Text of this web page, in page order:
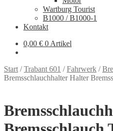
Wartburg Tourist
B1000 / B1000-1
Kontakt
0,00 € 0 Artikel
Start /Trabant 601 /Fahrwerk /
Bremsschlauchhalter Halter